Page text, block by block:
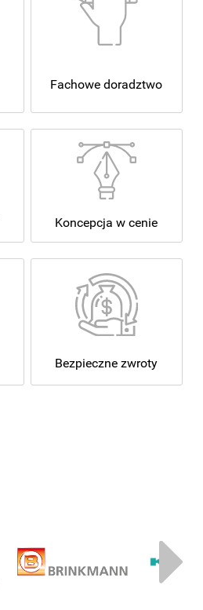
Fachowe doradztwo
Koncepcja w cenie
Bezpieczne zwroty